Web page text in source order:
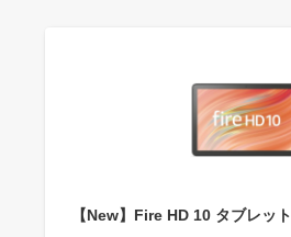
【New】Fire HD 10 タブレット